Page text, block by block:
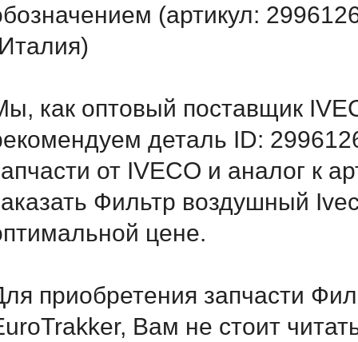
(артикул:
как оптовый поставщик
деталь ID:
от IVECO и аналог к
Фильтр воздушный
цене.
приобретения запчасти
Вам не стоит